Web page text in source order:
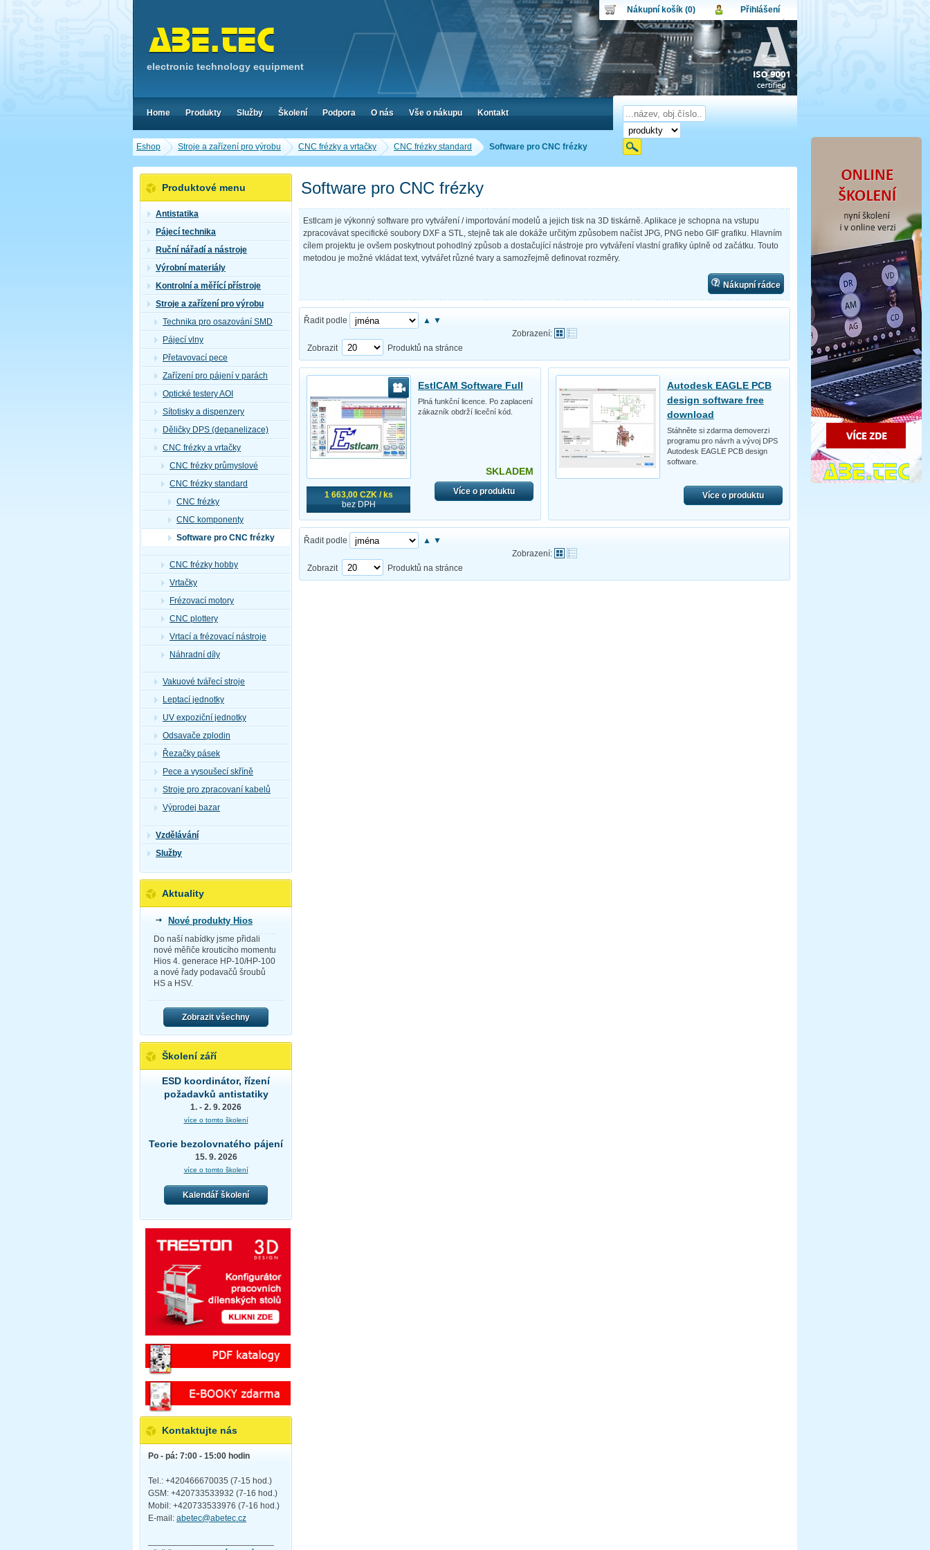
Eshop Stroje a zařízení pro výrobu CNC frézky a vrtačky CNC frézky standard Software pro CNC frézky
Software pro CNC frézky
Estlcam je výkonný software pro vytváření / importování modelů a jejich tisk na 3D tiskárně. Aplikace je schopna na vstupu
zpracovávat specifické soubory DXF a STL, stejně tak ale dokáže určitým způsobem načíst JPG, PNG nebo GIF grafiku. Hlavním
cílem projektu je ovšem poskytnout pohodlný způsob a dostačující nástroje pro vytváření vlastní grafiky úplně od začátku. Touto
metodou je možné vkládat text, vytvářet různé tvary a samozřejmě definovat rozměry.
Nákupní rádce
Řadit podle ▲ ▼
Zobrazení:
Zobrazit
Produktů na stránce
1 663,00 CZK / ks
bez DPH
EstlCAM Software Full
Plná funkční licence. Po zaplacení
zákazník obdrží liceční kód.
SKLADEM
Více o produktu
Autodesk EAGLE PCB
design software free
download
Stáhněte si zdarma demoverzi
programu pro návrh a vývoj DPS
Autodesk EAGLE PCB design
software.
Více o produktu
Řadit podle ▲ ▼
Zobrazení:
Zobrazit
Produktů na stránce
Produktové menu
Antistatika
Pájecí technika
Ruční nářadí a nástroje
Výrobní materiály
Kontrolní a měřící přístroje
Stroje a zařízení pro výrobu
Technika pro osazování SMD
Pájecí vlny
Přetavovací pece
Zařízení pro pájení v parách
Optické testery AOI
Sítotisky a dispenzery
Děličky DPS (depanelizace)
CNC frézky a vrtačky
CNC frézky průmyslové
CNC frézky standard
CNC frézky
CNC komponenty
Software pro CNC frézky
CNC frézky hobby
Vrtačky
Frézovací motory
CNC plottery
Vrtací a frézovací nástroje
Náhradní díly
Vakuové tvářecí stroje
Leptací jednotky
UV expoziční jednotky
Odsavače zplodin
Řezačky pásek
Pece a vysoušecí skříně
Stroje pro zpracovaní kabelů
Výprodej bazar
Vzdělávání
Služby
Aktuality
Nové produkty Hios
Do naší nabídky jsme přidali
nové měřiče krouticího momentu
Hios 4. generace HP-10/HP-100
a nové řady podavačů šroubů
HS a HSV.
Zobrazit všechny
Školení září
ESD koordinátor, řízení
požadavků antistatiky
1. - 2. 9. 2026
více o tomto školení
Teorie bezolovnatého pájení
15. 9. 2026
více o tomto školení
Kalendář školení
Kontaktujte nás
Po - pá: 7:00 - 15:00 hodin
Tel.: +420466670035 (7-15 hod.)
GSM: +420733533932 (7-16 hod.)
Mobil: +420733533976 (7-16 hod.)
E-mail: abetec@abetec.cz
electronic technology equipment
Nákupní košík (0)
Nákupní košík je momentálně prázdný.
Obsah košíku
Počet produktů:0
Cena celkem:
0,00 CZK
Přihlášení
Uživatel:
Heslo:
Přihlásit
Zapomenuté heslo Nová registrace
Home Produkty Služby Školení Podpora O nás Vše o nákupu Kontakt